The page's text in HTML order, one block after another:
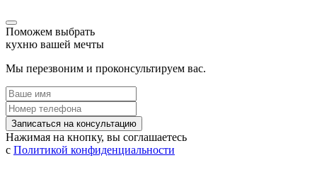
Поможем выбрать
кухню вашей мечты
Мы перезвоним и проконсультируем вас.
Записаться на консультацию
Нажимая на кнопку, вы соглашаетесь
с Политикой конфиденциальности